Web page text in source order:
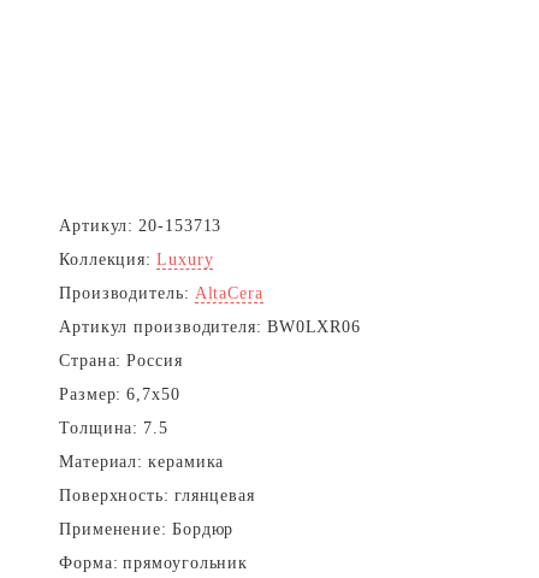
Артикул: 20-153713
Коллекция: Luxury
Производитель: AltaCera
Артикул производителя: BW0LXR06
Страна: Россия
Размер: 6,7x50
Толщина: 7.5
Материал: керамика
Поверхность: глянцевая
Применение: Бордюр
Форма: прямоугольник